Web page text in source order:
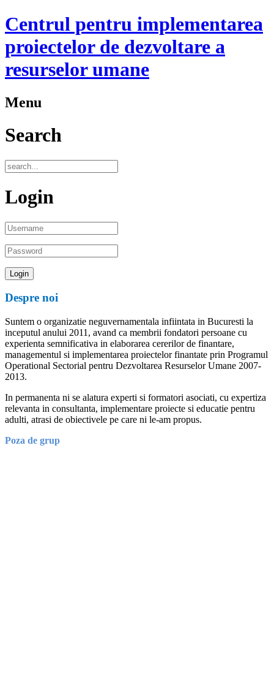
Centrul pentru implementarea
proiectelor de dezvoltare a
resurselor umane
Menu
Search
Login
Despre noi
Suntem o organizatie neguvernamentala infiintata in Bucuresti la
inceputul anului 2011, avand ca membrii fondatori persoane cu
experienta semnificativa in elaborarea cererilor de finantare,
managementul si implementarea proiectelor finantate prin Programul
Operational Sectorial pentru Dezvoltarea Resurselor Umane 2007-
2013.
In permanenta ni se alatura experti si formatori asociati, cu expertiza
relevanta in consultanta, implementare proiecte si educatie pentru
adulti, atrasi de obiectivele pe care ni le-am propus.
Poza de grup